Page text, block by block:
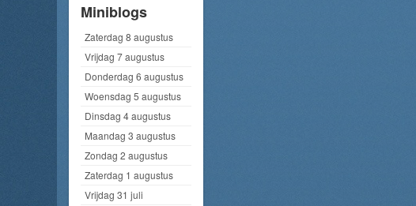
Miniblogs
Zaterdag 8 augustus
Vrijdag 7 augustus
Donderdag 6 augustus
Woensdag 5 augustus
Dinsdag 4 augustus
Maandag 3 augustus
Zondag 2 augustus
Zaterdag 1 augustus
Vrijdag 31 juli